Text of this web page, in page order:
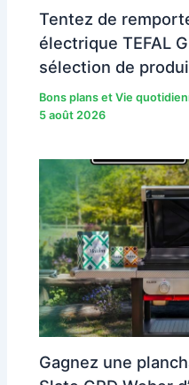
Tentez de
électrique TEFAL
sélection de
Bons plans et Vie
5 août 2026
Gagnez une